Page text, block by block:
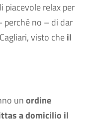
relax per
no – di dar
visto cheil
unordine
a domicilio il